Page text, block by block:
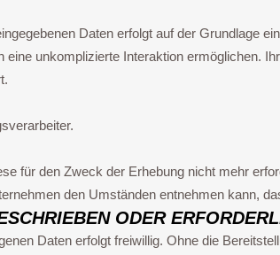
Daten erfolgt auf der Grundlage
unkomplizierte Interaktion ermöglichen.
für den Zweck der Erhebung nicht mehr
den Umständen entnehmen kann,
ODER
Daten erfolgt freiwillig. Ohne die